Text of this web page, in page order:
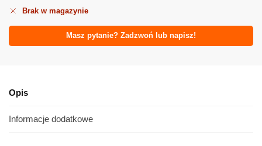
Brak w magazynie
Masz pytanie? Zadzwoń lub napisz!
Opis
Informacje dodatkowe